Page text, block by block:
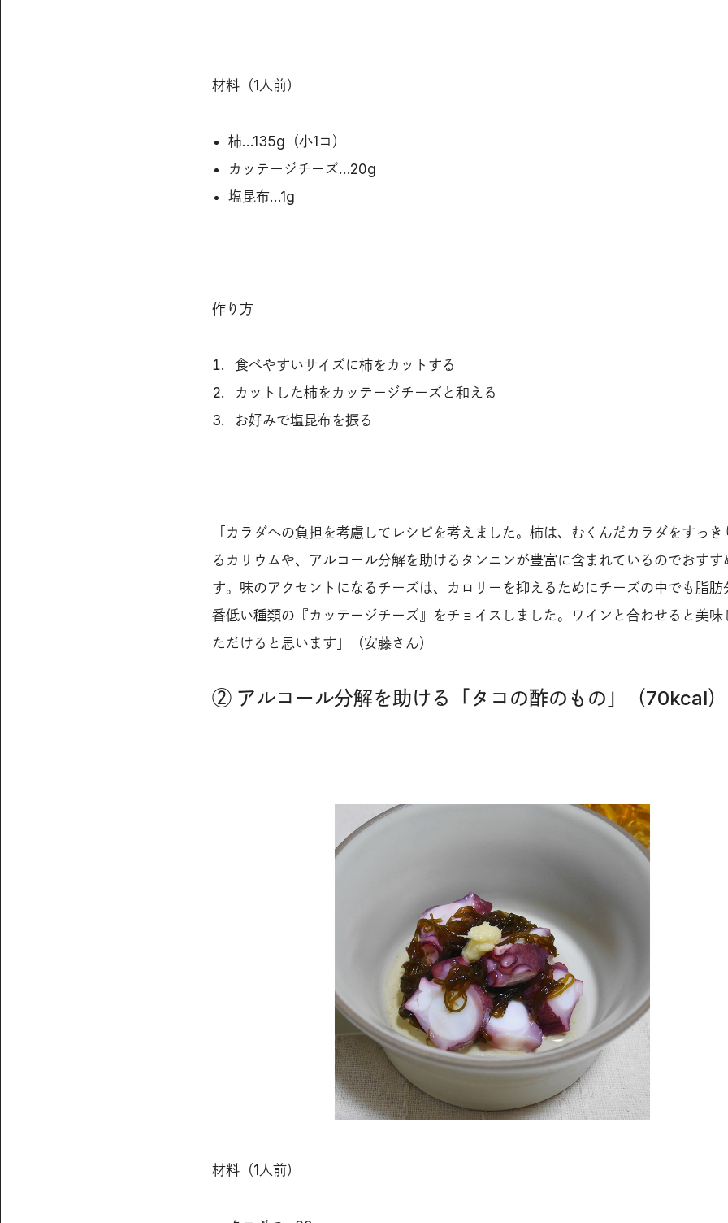
材料（1人前）
柿…135g（小1コ）
カッテージチーズ…20g
塩昆布…1g
作り方
食べやすいサイズに柿をカットする
カットした柿をカッテージチーズと和える
お好みで塩昆布を振る
「カラダへの負担を考慮してレシピを考えました。柿は、むくんだカラダをすっき
るカリウムや、アルコール分解を助けるタンニンが豊富に含まれているのでおすす
す。味のアクセントになるチーズは、カロリーを抑えるためにチーズの中でも脂肪
番低い種類の『カッテージチーズ』をチョイスしました。ワインと合わせると美味
ただけると思います」（安藤さん）
② アルコール分解を助ける「タコの酢のもの」（70kcal）
材料（1人前）